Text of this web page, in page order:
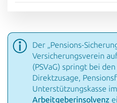
Der „Pensions-
Versicherungsverein
(PSVaG) springt bei den
Direktzusage,
Unterstützungskasse
Arbeitgeberinsolvenz